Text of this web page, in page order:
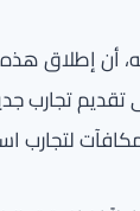
أن إطلاق
تجارب